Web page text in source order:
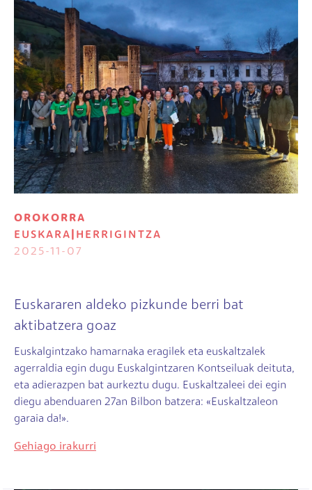
OROKORRA
EUSKARA
HERRIGINTZA
2025-11-07
Euskararen aldeko pizkunde berri bat
aktibatzera goaz
Euskalgintzako hamarnaka eragilek eta euskaltzalek
agerraldia egin dugu Euskalgintzaren Kontseiluak deituta,
eta adierazpen bat aurkeztu dugu. Euskaltzaleei dei egin
diegu abenduaren 27an Bilbon batzera: «Euskaltzaleon
garaia da!».
Gehiago irakurri